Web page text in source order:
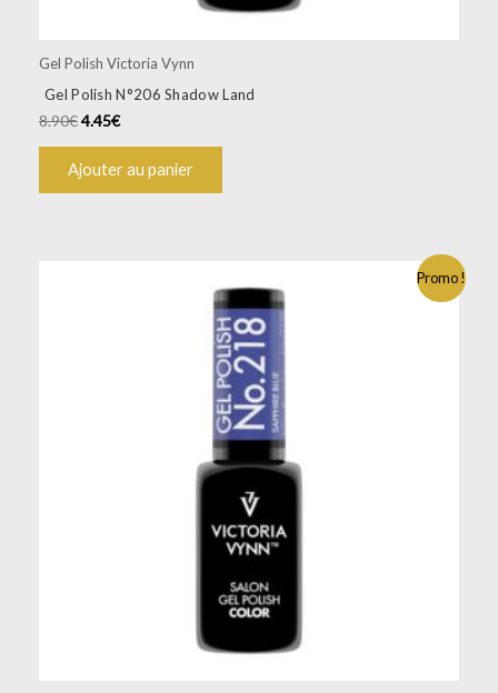
Gel Polish Victoria Vynn
Gel Polish N°206 Shadow Land
8.90€4.45€
Ajouter au panier
Promo !